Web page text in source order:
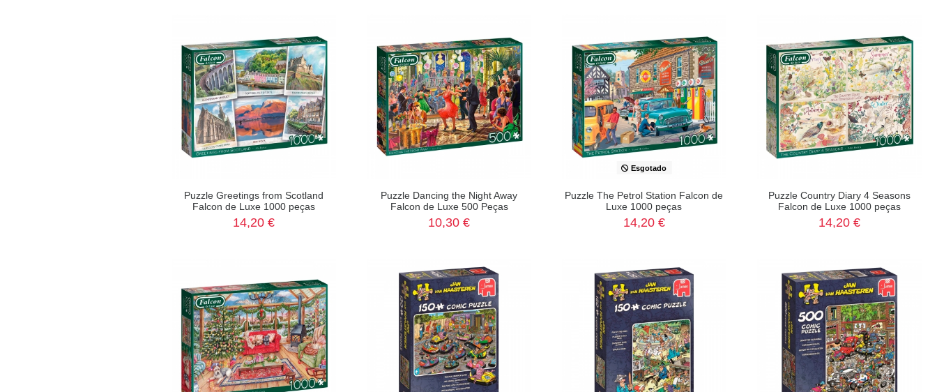
Puzzle Greetings from Scotland
Falcon de Luxe 1000 peças
14,20 €
Puzzle Dancing the Night Away
Falcon de Luxe 500 Peças
10,30 €
Esgotado
Puzzle The Petrol Station Falcon de
Luxe 1000 peças
14,20 €
Puzzle Country Diary 4 Seasons
Falcon de Luxe 1000 peças
14,20 €